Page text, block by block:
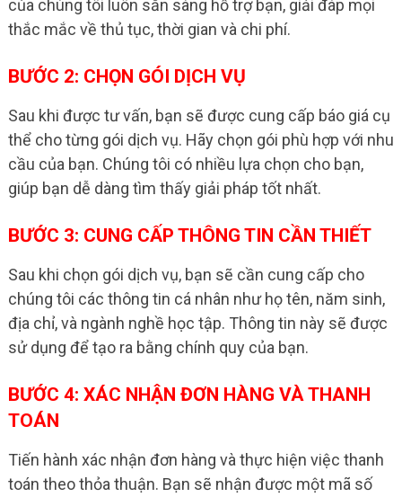
của chúng tôi luôn sẵn sàng hỗ trợ bạn, giải đáp mọi
thắc mắc về thủ tục, thời gian và chi phí.
BƯỚC 2: CHỌN GÓI DỊCH VỤ
Sau khi được tư vấn, bạn sẽ được cung cấp báo giá cụ
thể cho từng gói dịch vụ. Hãy chọn gói phù hợp với nhu
cầu của bạn. Chúng tôi có nhiều lựa chọn cho bạn,
giúp bạn dễ dàng tìm thấy giải pháp tốt nhất.
BƯỚC 3: CUNG CẤP THÔNG TIN CẦN THIẾT
Sau khi chọn gói dịch vụ, bạn sẽ cần cung cấp cho
chúng tôi các thông tin cá nhân như họ tên, năm sinh,
địa chỉ, và ngành nghề học tập. Thông tin này sẽ được
sử dụng để tạo ra bằng chính quy của bạn.
BƯỚC 4: XÁC NHẬN ĐƠN HÀNG VÀ THANH
TOÁN
Tiến hành xác nhận đơn hàng và thực hiện việc thanh
toán theo thỏa thuận. Bạn sẽ nhận được một mã số